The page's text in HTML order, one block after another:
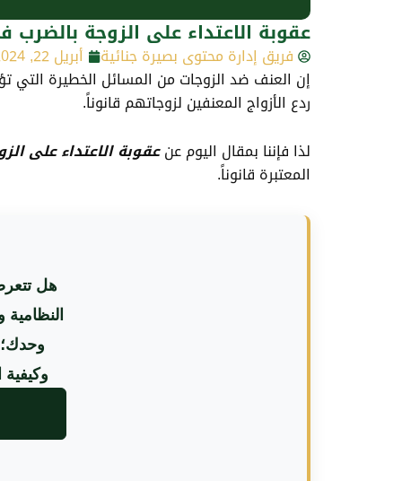
عقوبة الاعتداء على الزوجة
فريق إدارة محتوى بصيرة جنائية
أبريل 22, 2024
إن العنف ضد الزوجات من المسائل الخطيرة التي
ردع الأزواج المعنفين لزوجاتهم قانوناً.
لذا فإننا بمقال اليوم عنعقوبة الاعتداء على
المعتبرة قانوناً.
هل